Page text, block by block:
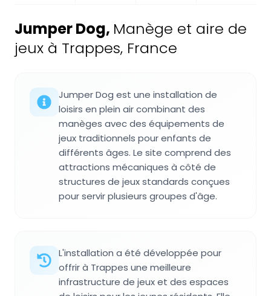
Jumper Dog, Manège et aire de
jeux à Trappes, France
Jumper Dog est une installation de
loisirs en plein air combinant des
manèges avec des équipements de
jeux traditionnels pour enfants de
différents âges. Le site comprend des
attractions mécaniques à côté de
structures de jeux standards conçues
pour servir plusieurs groupes d'âge.
L'installation a été développée pour
offrir à Trappes une meilleure
infrastructure de jeux et des espaces